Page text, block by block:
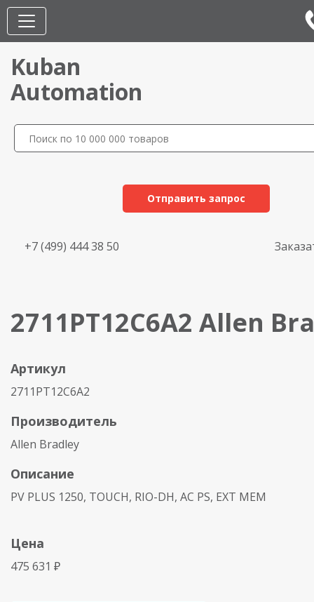
Kuban
Automation
Отправить запрос
+7 (499) 444 38 50
2711PT12C6A2 Allen
Артикул
2711PT12C6A2
Производитель
Allen Bradley
Описание
PV PLUS 1250, TOUCH, RIO-DH, AC PS, EXT MEM
Цена
475 631 ₽